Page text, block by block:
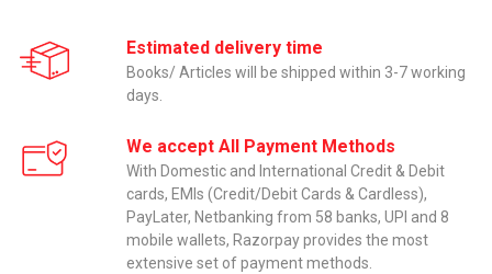
Estimated delivery time
Books/ Articles will be shipped within 3-7 working
days.
We accept All Payment Methods
With Domestic and International Credit & Debit
cards, EMIs (Credit/Debit Cards & Cardless),
PayLater, Netbanking from 58 banks, UPI and 8
mobile wallets, Razorpay provides the most
extensive set of payment methods.